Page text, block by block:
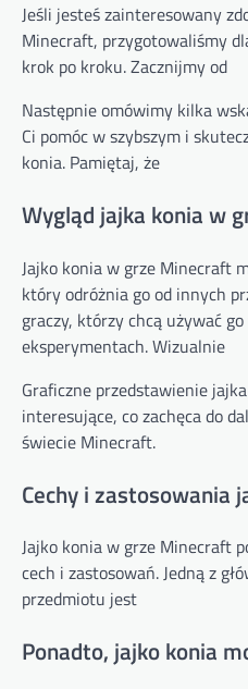
Jeśli jesteś zainteresowany
Minecraft, przygotowaliśmy
krok po kroku. Zacznijmy od
Następnie omówimy kilka
Ci pomóc w szybszym i
konia. Pamiętaj, że
Wygląd jajka konia w
Jajko konia w grze Minecraft
który odróżnia go od innych
graczy, którzy chcą używać
eksperymentach. Wizualnie
Graficzne przedstawienie
interesujące, co zachęca do
świecie Minecraft.
Cechy i zastosowania
Jajko konia w grze Minecraft
cech i zastosowań. Jedną z
przedmiotu jest
Ponadto, jajko konia